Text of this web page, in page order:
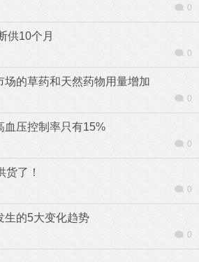
0
供10个月
0
场的草药和天然药物用量增加
0
血压控制率只有15%
0
了！
0
生的5大变化趋势
0